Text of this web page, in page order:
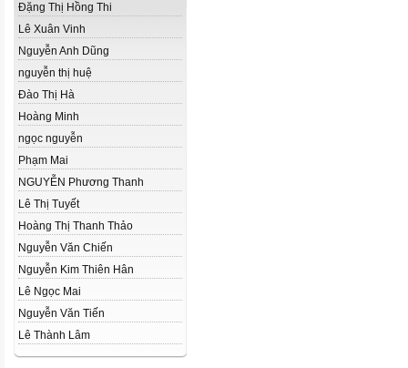
Đặng Thị Hồng Thi
Lê Xuân Vinh
Nguyễn Anh Dũng
nguyễn thị huệ
Đào Thị Hà
Hoàng Minh
ngọc nguyễn
Phạm Mai
NGUYỄN Phương Thanh
Lê Thị Tuyết
Hoàng Thị Thanh Thảo
Nguyễn Văn Chiến
Nguyễn Kim Thiên Hân
Lê Ngọc Mai
Nguyễn Văn Tiến
Lê Thành Lâm